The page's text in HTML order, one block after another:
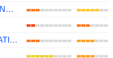
LENNOX INTERNATIONAL INC.
A. O. SMITH CORPORATION